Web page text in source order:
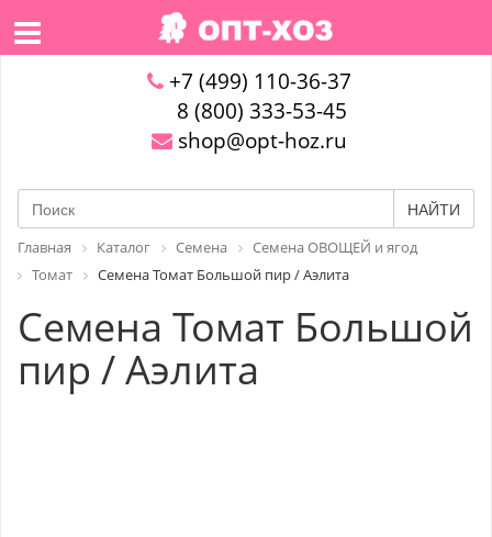
+7 (499) 110-36-37
8 (800) 333-53-45
shop@opt-hoz.ru
НАЙТИ
Главная Каталог Семена
Семена ОВОЩЕЙ и ягод
Томат
Семена Томат Большой пир / Аэлита
Семена Томат Большой
пир / Аэлита